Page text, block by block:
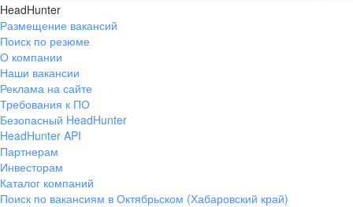
HeadHunter
Размещение вакансий
Поиск по резюме
О компании
Наши вакансии
Реклама на сайте
Требования к ПО
Безопасный HeadHunter
HeadHunter API
Партнерам
Инвесторам
Каталог компаний
Поиск по вакансиям в Октябрьском (Хабаровский край)